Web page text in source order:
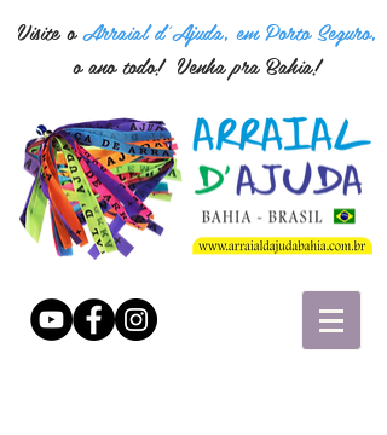
Visite oArraial d'Ajuda, em Porto Seguro,
o ano todo! Venha pra Bahia!